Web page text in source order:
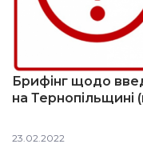
Брифінг щодо
на Тернопільщині
23.02.2022